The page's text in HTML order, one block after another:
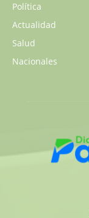
Política
Actualidad
Salud
Nacionales